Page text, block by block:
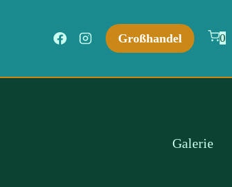
Großhandel 0
Galerie